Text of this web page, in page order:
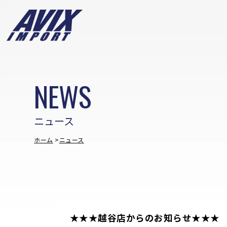
ニュース
NEWS
ホーム ニュース
★★★越谷店からのお知らせ★★★